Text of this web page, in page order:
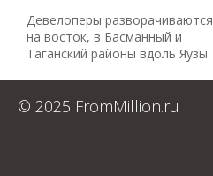
Девелоперы разворачиваются
на восток, в Басманный и
Таганский районы вдоль Яузы.
© 2025 FromMillion.ru